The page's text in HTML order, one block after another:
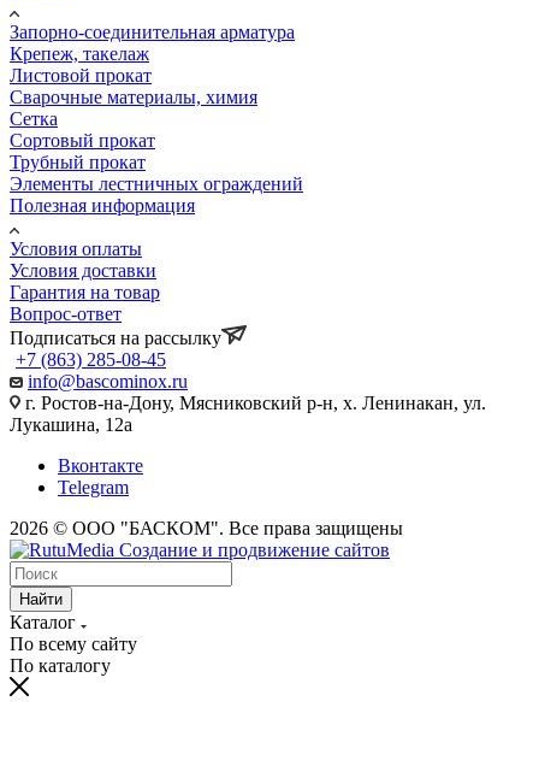
Запорно-соединительная арматура
Крепеж, такелаж
Листовой прокат
Сварочные материалы, химия
Сетка
Сортовый прокат
Трубный прокат
Элементы лестничных ограждений
Полезная информация
Условия оплаты
Условия доставки
Гарантия на товар
Вопрос-ответ
Подписаться на рассылку
+7 (863) 285-08-45
info@bascominox.ru
г. Ростов-на-Дону, Мясниковский р-н, х. Ленинакан, ул.
Лукашина, 12а
Вконтакте
Telegram
2026 © ООО "БАСКОМ". Все права защищены
Найти
Каталог
По всему сайту
По каталогу